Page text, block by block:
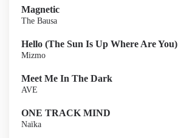
Magnetic
The Bausa
Hello (The Sun Is Up Where Are You)
Mizmo
Meet Me In The Dark
AVE
ONE TRACK MIND
Naïka